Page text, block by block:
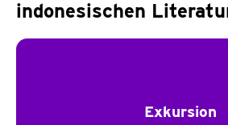
indonesischen
Exkursion